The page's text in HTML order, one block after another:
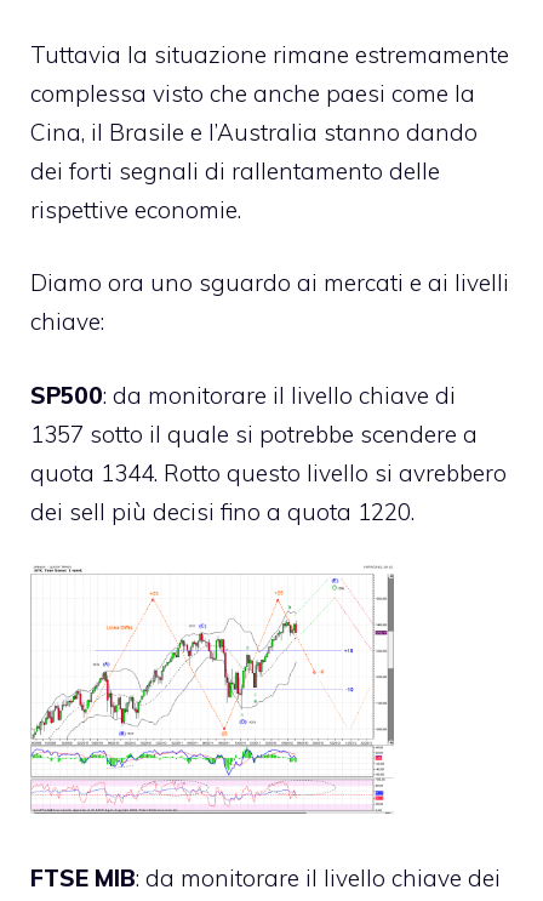
Tuttavia la situazione rimane estremamente
complessa visto che anche paesi come la
Cina, il Brasile e l’Australia stanno dando
dei forti segnali di rallentamento delle
rispettive economie.
Diamo ora uno sguardo ai mercati e ai livelli
chiave:
SP500: da monitorare il livello chiave di
1357 sotto il quale si potrebbe scendere a
quota 1344. Rotto questo livello si avrebbero
dei sell più decisi fino a quota 1220.
FTSE MIB: da monitorare il livello chiave dei